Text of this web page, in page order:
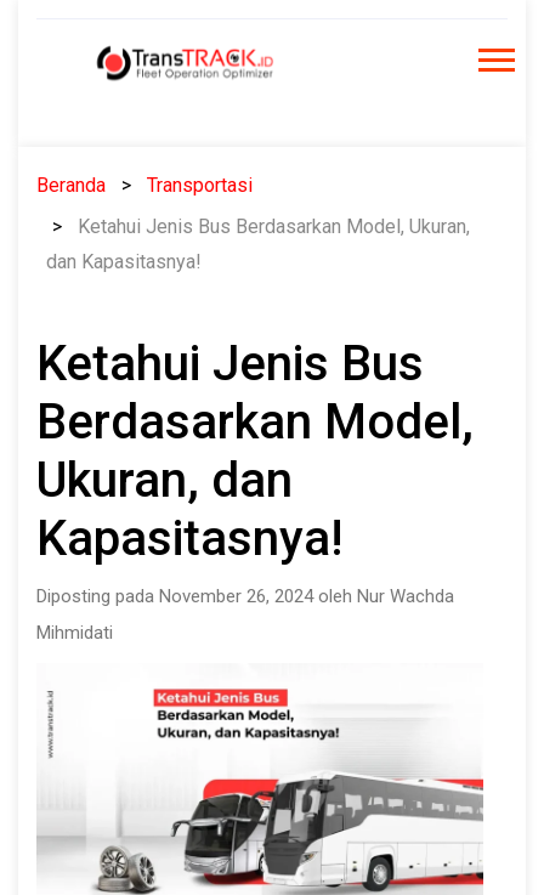
Beranda
Transportasi
Ketahui Jenis Bus Berdasarkan Model, Ukuran,
dan Kapasitasnya!
Ketahui Jenis Bus
Berdasarkan Model,
Ukuran, dan
Kapasitasnya!
Diposting pada November 26, 2024 oleh Nur Wachda
Mihmidati